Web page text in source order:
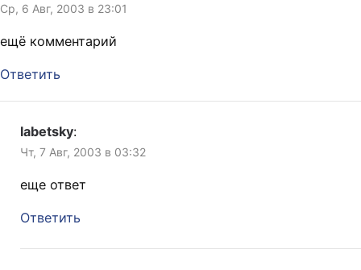
Ср, 6 Авг, 2003 в 23:01
ещё комментарий
Ответить
labetsky:
Чт, 7 Авг, 2003 в 03:32
еще ответ
Ответить